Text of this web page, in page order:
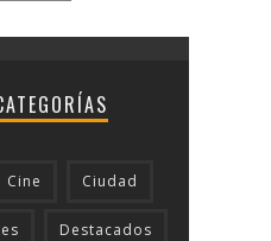
Cine Ciudad
Destacados